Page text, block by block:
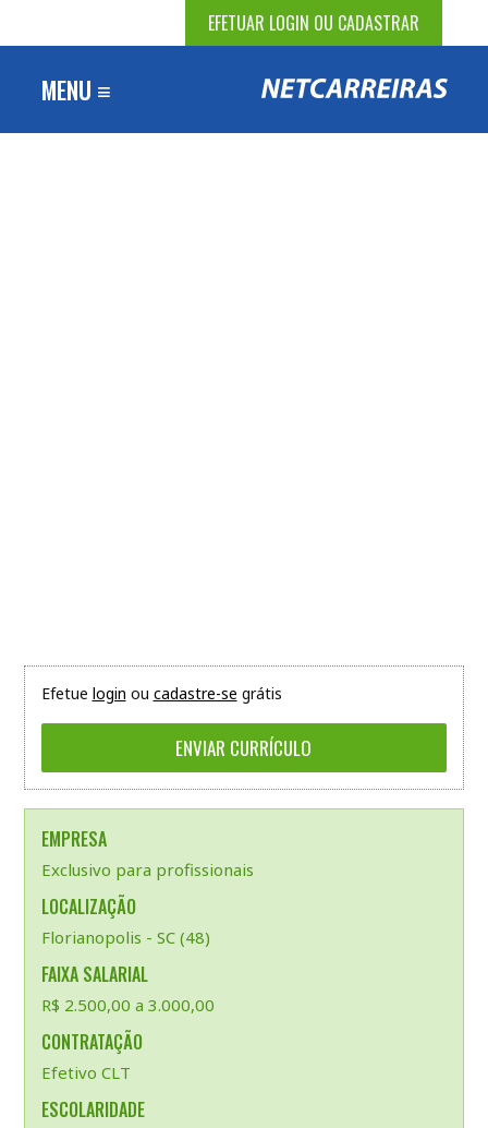
EFETUAR LOGIN OU CADASTRAR
MENU ≡
Efetue login ou cadastre-se grátis
EMPRESA
Exclusivo para profissionais
LOCALIZAÇÃO
Florianopolis - SC (48)
FAIXA SALARIAL
R$ 2.500,00 a 3.000,00
CONTRATAÇÃO
Efetivo CLT
ESCOLARIDADE